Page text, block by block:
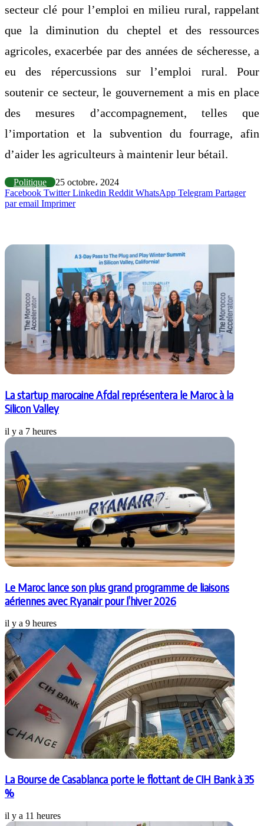
secteur clé pour l’emploi en milieu rural, rappelant
que la diminution du cheptel et des ressources
agricoles, exacerbée par des années de sécheresse, a
eu des répercussions sur l’emploi rural. Pour
soutenir ce secteur, le gouvernement a mis en place
des mesures d’accompagnement, telles que
l’importation et la subvention du fourrage, afin
d’aider les agriculteurs à maintenir leur bétail.
Politique
25 octobre، 2024
Facebook Twitter Linkedin Reddit WhatsApp Telegram Partager
par email Imprimer
La startup marocaine Afdal représentera le Maroc à la
Silicon Valley
il y a 7 heures
Le Maroc lance son plus grand programme de liaisons
aériennes avec Ryanair pour l’hiver 2026
il y a 9 heures
La Bourse de Casablanca porte le flottant de CIH Bank à 35
%
il y a 11 heures